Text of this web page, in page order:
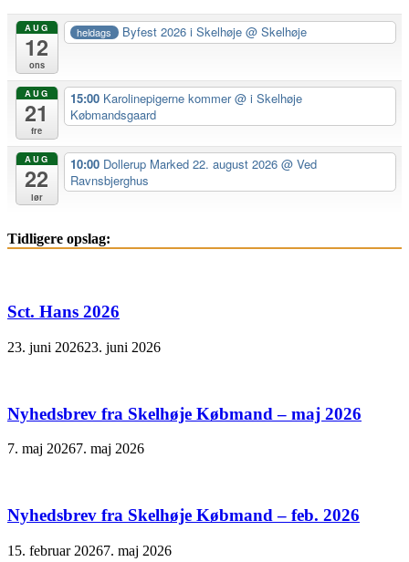
AUG
12
ons
heldags Byfest 2026 i Skelhøje@ Skelhøje
AUG
21
fre
15:00 Karolinepigerne kommer@ i Skelhøje
Købmandsgaard
AUG
22
lør
10:00 Dollerup Marked 22. august 2026 @ Ved
Ravnsbjerghus
Tidligere opslag:
Sct. Hans 2026
23. juni 202623. juni 2026
Nyhedsbrev fra Skelhøje Købmand – maj 2026
7. maj 20267. maj 2026
Nyhedsbrev fra Skelhøje Købmand – feb. 2026
15. februar 20267. maj 2026